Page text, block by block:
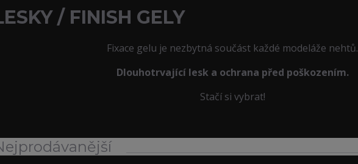
/ FINISH GELY
Fixace gelu je nezbytná součást každé modeláže nehtů.
Dlouhotrvající lesk a ochrana před poškozením.
Stačí si vybrat!